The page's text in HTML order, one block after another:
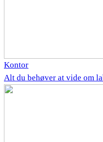
Kontor
Alt du behøver at vide om